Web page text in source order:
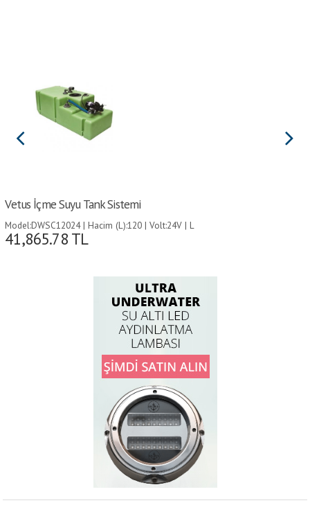
Vetus İçme Suyu Tank Sistemi
Model:DWSC12024 | Hacim (L):120 | Volt:24V | L
(mm):1050 | D (mm):450 | H (mm):400 |
41,865.78 TL